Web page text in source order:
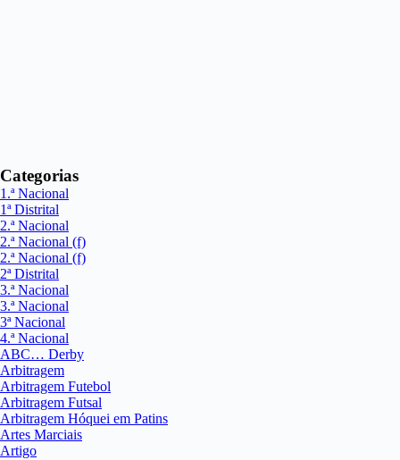
Categorias
1.ª Nacional
1ª Distrital
2.ª Nacional
2.ª Nacional (f)
2.ª Nacional (f)
2ª Distrital
3.ª Nacional
3.ª Nacional
3ª Nacional
4.ª Nacional
ABC… Derby
Arbitragem
Arbitragem Futebol
Arbitragem Futsal
Arbitragem Hóquei em Patins
Artes Marciais
Artigo